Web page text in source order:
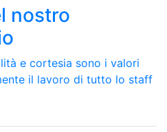
nostro
e cortesia sono i valori
il lavoro di tutto lo staff